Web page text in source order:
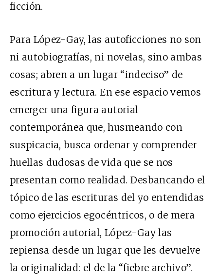
ficción.
Para López-Gay, las autoficciones no son
ni autobiografías, ni novelas, sino ambas
cosas; abren a un lugar “indeciso” de
escritura y lectura. En ese espacio vemos
emerger una figura autorial
contemporánea que, husmeando con
suspicacia, busca ordenar y comprender
huellas dudosas de vida que se nos
presentan como realidad. Desbancando el
tópico de las escrituras del yo entendidas
como ejercicios egocéntricos, o de mera
promoción autorial, López-Gay las
repiensa desde un lugar que les devuelve
la originalidad: el de la “fiebre archivo”.